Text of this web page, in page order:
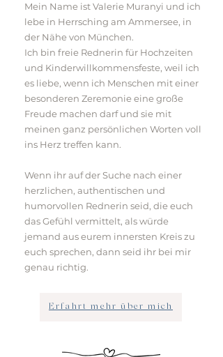
Mein Name ist Valerie Muranyi und ich
lebe in Herrsching am Ammersee, in
der Nähe von München.
Ich bin freie Rednerin für Hochzeiten
und Kinderwillkommensfeste, weil ich
es liebe, wenn ich Menschen mit einer
besonderen Zeremonie eine große
Freude machen darf und sie mit
meinen ganz persönlichen Worten voll
ins Herz treffen kann.
Wenn ihr auf der Suche nach einer
herzlichen, authentischen und
humorvollen Rednerin seid, die euch
das Gefühl vermittelt, als würde
jemand aus eurem innersten Kreis zu
euch sprechen, dann seid ihr bei mir
genau richtig.
Erfahrt mehr über mich